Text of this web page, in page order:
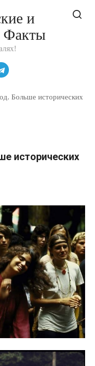
и
Факты
Больше исторических
исторических